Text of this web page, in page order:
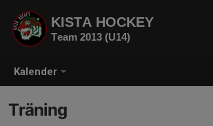
Kalender
KISTA HOCKEY
Team 2013 (U14)
Träning